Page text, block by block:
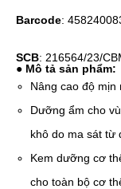
Barcode:
SCB: 216564/23/
● Mô tả sản phẩm:
Nâng cao độ mịn
Dưỡng ẩm cho
khô do ma sát từ
Kem dưỡng cơ
cho toàn bộ cơ